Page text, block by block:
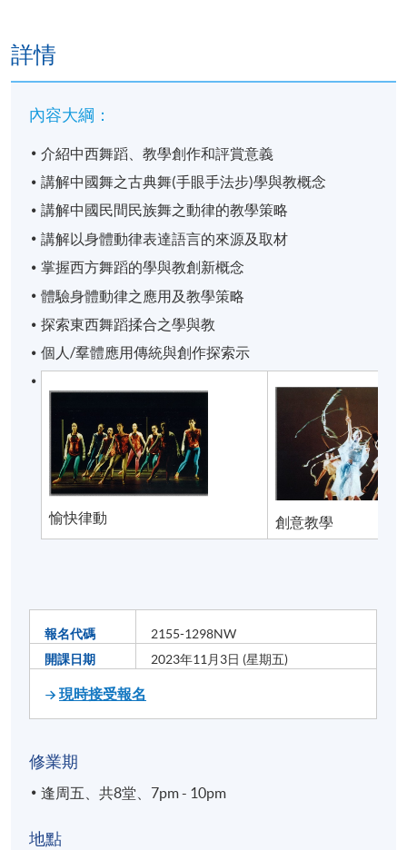
詳情
內容大綱：
介紹中西舞蹈、教學創作和評賞意義
講解中國舞之古典舞(手眼手法步)學與教概念
講解中國民間民族舞之動律的教學策略
講解以身體動律表達語言的來源及取材
掌握西方舞蹈的學與教創新概念
體驗身體動律之應用及教學策略
探索東西舞蹈揉合之學與教
個人/羣體應用傳統與創作探索示
愉快律動 創意教學
報名代碼
2155-1298NW
開課日期
2023年11月3日 (星期五)
現時接受報名
修業期
逢周五、共8堂、7pm - 10pm
地點